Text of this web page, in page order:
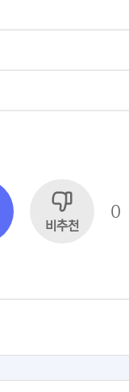
비추천
0